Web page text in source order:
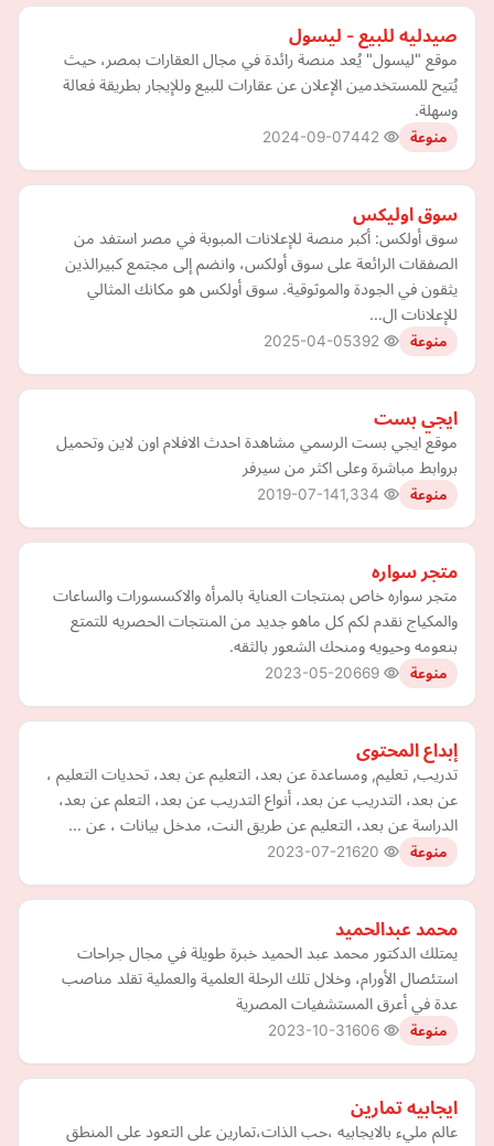
صيدليه للبيع - ليسول
موقع "ليسول" يُعد منصة رائدة في مجال العقارات بمصر، حيث
يُتيح للمستخدمين الإعلان عن عقارات للبيع وللإيجار بطريقة فعالة
وسهلة.
منوعة 2024-09-07
سوق اوليكس
سوق أولكس: أكبر منصة للإعلانات المبوبة في مصر استفد من
الصفقات الرائعة على سوق أولكس، وانضم إلى مجتمع كبيرالذين
يثقون في الجودة والموثوقية. سوق أولكس هو مكانك المثالي
للإعلانات ال…
منوعة 2025-04-05
ايجي بست
موقع ايجي بست الرسمي مشاهدة احدث الافلام اون لاين وتحميل
بروابط مباشرة وعلى اكثر من سيرفر
منوعة 2019-07-14
متجر سواره
متجر سواره خاص بمنتجات العناية بالمرأه والاكسسورات والساعات
والمكياج نقدم لكم كل ماهو جديد من المنتجات الحصريه للتمتع
بنعومه وحيويه ومنحك الشعور بالثقه.
منوعة 2023-05-20
إبداع المحتوى
تدريب, تعليم, ومساعدة عن بعد، التعليم عن بعد، تحديات التعليم ،
عن بعد، التدريب عن بعد، أنواع التدريب عن بعد، التعلم عن بعد،
الدراسة عن بعد، التعليم عن طريق النت، مدخل بيانات ، عن …
منوعة 2023-07-21
محمد عبدالحميد
يمتلك الدكتور محمد عبد الحميد خبرة طويلة في مجال جراحات
استئصال الأورام، وخلال تلك الرحلة العلمية والعملية تقلد مناصب
عدة في أعرق المستشفيات المصرية
منوعة 2023-10-31
ايجابيه تمارين
عالم مليء بالايجابيه ،حب الذات،تمارين على التعود على المنطق